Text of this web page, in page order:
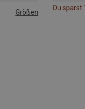
Größen
Du sparst